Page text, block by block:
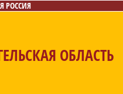
РОССИЯ
ОБЛАСТЬ